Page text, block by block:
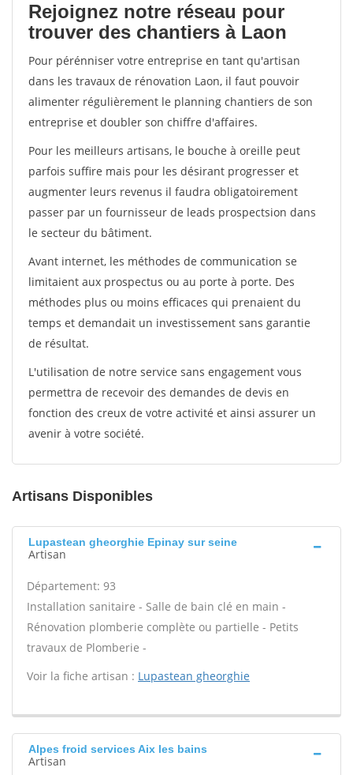
Rejoignez notre réseau pour
trouver des chantiers à Laon
Pour pérénniser votre entreprise en tant qu'artisan
dans les travaux de rénovation Laon, il faut pouvoir
alimenter régulièrement le planning chantiers de son
entreprise et doubler son chiffre d'affaires.
Pour les meilleurs artisans, le bouche à oreille peut
parfois suffire mais pour les désirant progresser et
augmenter leurs revenus il faudra obligatoirement
passer par un fournisseur de leads prospectsion dans
le secteur du bâtiment.
Avant internet, les méthodes de communication se
limitaient aux prospectus ou au porte à porte. Des
méthodes plus ou moins efficaces qui prenaient du
temps et demandait un investissement sans garantie
de résultat.
L'utilisation de notre service sans engagement vous
permettra de recevoir des demandes de devis en
fonction des creux de votre activité et ainsi assurer un
avenir à votre société.
Artisans Disponibles
Lupastean gheorghie Epinay sur seine
Artisan
Département: 93
Installation sanitaire - Salle de bain clé en main -
Rénovation plomberie complète ou partielle - Petits
travaux de Plomberie -
Voir la fiche artisan : Lupastean gheorghie
Alpes froid services Aix les bains
Artisan